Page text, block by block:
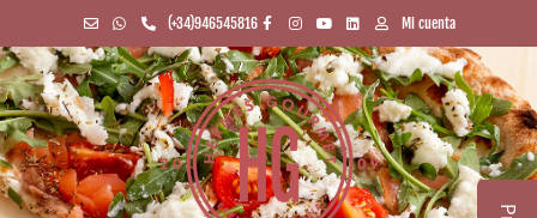
(+34)946545816 Mi cuenta